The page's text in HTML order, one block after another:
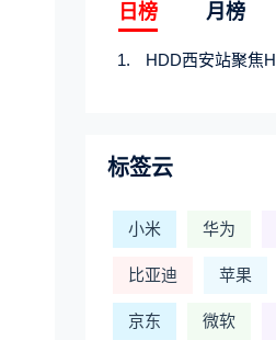
日榜 月榜
标签云
小米 华为
比亚迪 苹果
京东 微软